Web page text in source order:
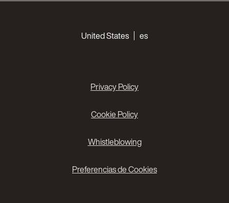
United States es
Privacy Policy
Cookie Policy
Whistleblowing
Preferencias de Cookies